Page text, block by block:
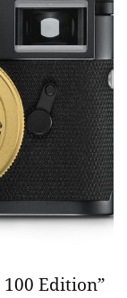
100 Edition”